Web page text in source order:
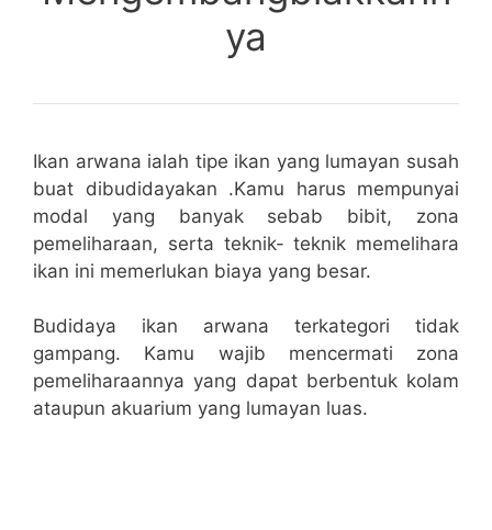
ya
Ikan arwana ialah tipe ikan yang lumayan susah
buat dibudidayakan .Kamu harus mempunyai
modal yang banyak sebab bibit, zona
pemeliharaan, serta teknik- teknik memelihara
ikan ini memerlukan biaya yang besar.
Budidaya ikan arwana terkategori tidak
gampang. Kamu wajib mencermati zona
pemeliharaannya yang dapat berbentuk kolam
ataupun akuarium yang lumayan luas.